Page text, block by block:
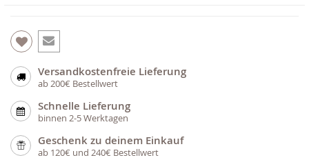
Versandkostenfreie Lieferung
ab 200€ Bestellwert
Schnelle Lieferung
binnen 2-5 Werktagen
Geschenk zu deinem Einkauf
ab 120€ und 240€ Bestellwert